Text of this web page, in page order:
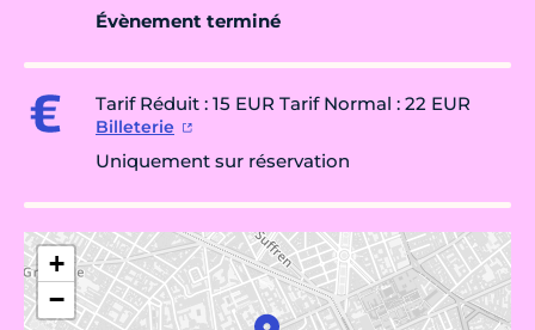
Évènement terminé
Tarif Réduit : 15 EUR Tarif Normal : 22 EUR
Billeterie
Uniquement sur réservation
+
−